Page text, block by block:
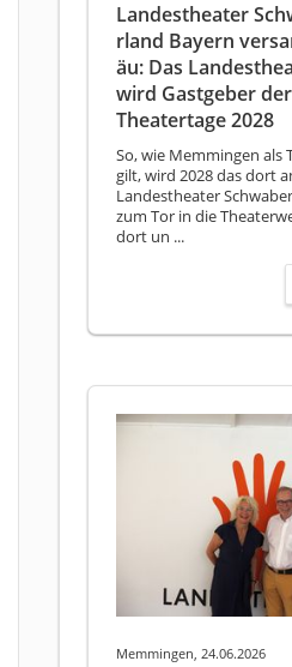
Landestheater
rland Bayern
äu: Das
wird Gastgeber
Theatertage 2028
So, wie Memmingen als
gilt, wird 2028 das dort
Landestheater
zum Tor in die
dort un ...
Memmingen, 24.06.2026